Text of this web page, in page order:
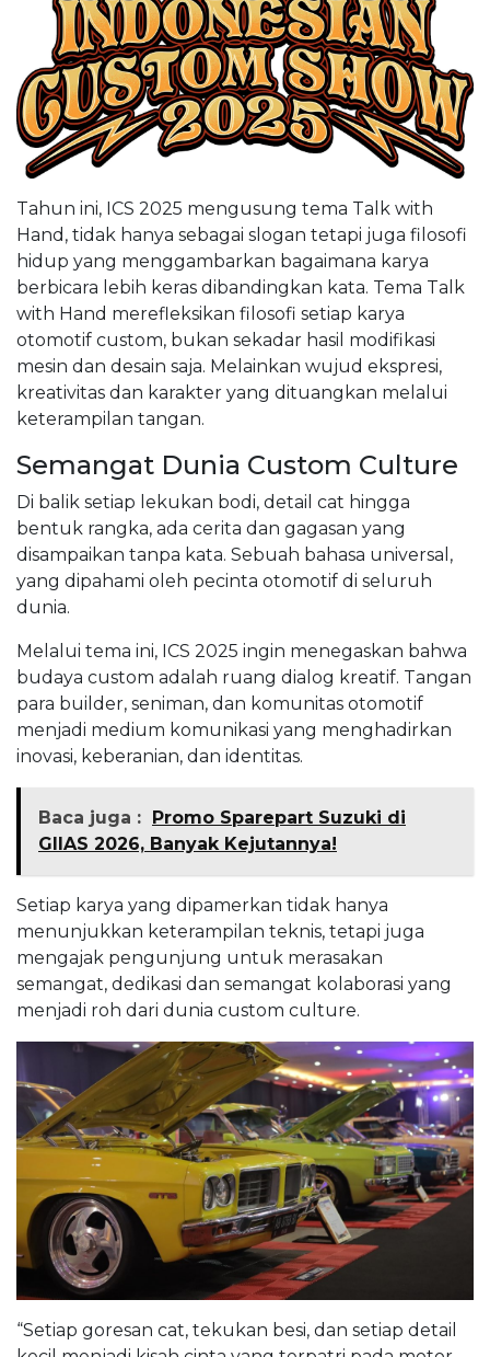
Tahun ini, ICS 2025 mengusung tema Talk with
Hand, tidak hanya sebagai slogan tetapi juga filosofi
hidup yang menggambarkan bagaimana karya
berbicara lebih keras dibandingkan kata. Tema Talk
with Hand merefleksikan filosofi setiap karya
otomotif custom, bukan sekadar hasil modifikasi
mesin dan desain saja. Melainkan wujud ekspresi,
kreativitas dan karakter yang dituangkan melalui
keterampilan tangan.
Semangat Dunia Custom Culture
Di balik setiap lekukan bodi, detail cat hingga
bentuk rangka, ada cerita dan gagasan yang
disampaikan tanpa kata. Sebuah bahasa universal,
yang dipahami oleh pecinta otomotif di seluruh
dunia.
Melalui tema ini, ICS 2025 ingin menegaskan bahwa
budaya custom adalah ruang dialog kreatif. Tangan
para builder, seniman, dan komunitas otomotif
menjadi medium komunikasi yang menghadirkan
inovasi, keberanian, dan identitas.
Baca juga :
Promo Sparepart Suzuki di
GIIAS 2026, Banyak Kejutannya!
Setiap karya yang dipamerkan tidak hanya
menunjukkan keterampilan teknis, tetapi juga
mengajak pengunjung untuk merasakan
semangat, dedikasi dan semangat kolaborasi yang
menjadi roh dari dunia custom culture.
“Setiap goresan cat, tekukan besi, dan setiap detail